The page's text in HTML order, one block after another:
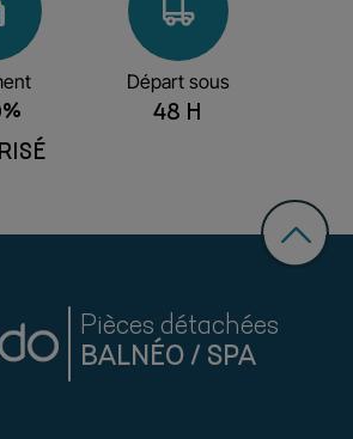
Départ sous
48 H
Pièces détachées
BALNÉO / SPA